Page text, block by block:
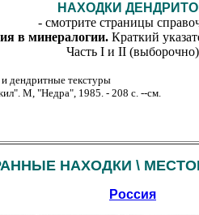
НАХОДКИ
- смотрите страницы
в минералогии.Краткий
Часть I и II (выборочно)
текстуры
М, "Недра", 1985. - 208 с. --см.
НАХОДКИ \
Россия